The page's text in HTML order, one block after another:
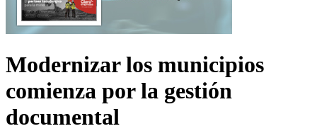
Modernizar los municipios
comienza por la gestión
documental